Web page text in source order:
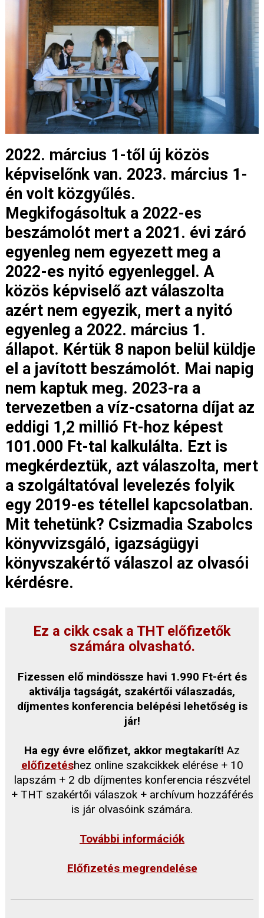
2022. március 1-től új közös
képviselőnk van. 2023. március 1-
én volt közgyűlés.
Megkifogásoltuk a 2022-es
beszámolót mert a 2021. évi záró
egyenleg nem egyezett meg a
2022-es nyitó egyenleggel. A
közös képviselő azt válaszolta
azért nem egyezik, mert a nyitó
egyenleg a 2022. március 1.
állapot. Kértük 8 napon belül küldje
el a javított beszámolót. Mai napig
nem kaptuk meg. 2023-ra a
tervezetben a víz-csatorna díjat az
eddigi 1,2 millió Ft-hoz képest
101.000 Ft-tal kalkulálta. Ezt is
megkérdeztük, azt válaszolta, mert
a szolgáltatóval levelezés folyik
egy 2019-es tétellel kapcsolatban.
Mit tehetünk? Csizmadia Szabolcs
könyvvizsgáló, igazságügyi
könyvszakértő válaszol az olvasói
kérdésre.
Ez a cikk csak a THT előfizetők
számára olvasható.
Fizessen elő mindössze havi 1.990 Ft-ért és
aktiválja tagságát, szakértői válaszadás,
díjmentes konferencia belépési lehetőség is
jár!
Ha egy évre előfizet, akkor megtakarít! Az
előfizetéshez online szakcikkek elérése + 10
lapszám + 2 db díjmentes konferencia részvétel
+ THT szakértői válaszok + archívum hozzáférés
is jár olvasóink számára.
További információk
Előfizetés megrendelése